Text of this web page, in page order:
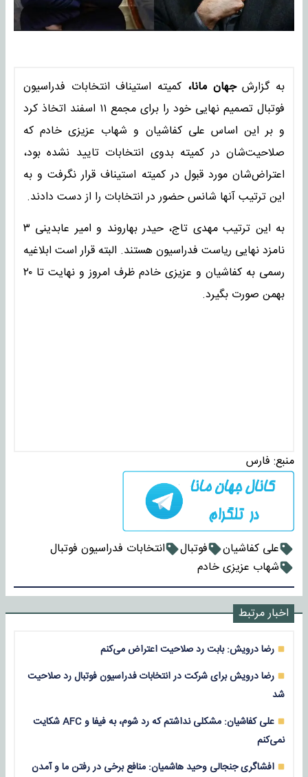
به گزارشجهان مانا، کمیته استیناف انتخابات فدراسیون
فوتبال تصمیم نهایی خود را برای مجمع ۱۱ اسفند اتخاذ کرد
و بر این اساس علی کفاشیان و شهاب عزیزی خادم که
صلاحیت‌شان در کمیته بدوی انتخابات تایید نشده بود،
اعتراض‌شان مورد قبول در کمیته استیناف قرار نگرفت و به
این ترتیب آنها شانس حضور در انتخابات را از دست دادند.
به این ترتیب مهدی تاج، حیدر بهاروند و امیر عابدینی ۳
نامزد نهایی ریاست فدراسیون هستند. البته قرار است ابلاغیه
رسمی به کفاشیان و عزیزی خادم ظرف امروز و نهایت تا ۲۰
بهمن صورت بگیرد.
منبع: فارس
علی کفاشیان فوتبال
انتخابات فدراسیون فوتبال
شهاب عزیزی‌ خادم
اخبار مرتبط
رضا درویش: بابت رد صلاحیت اعتراض می‌کنم
رضا درویش برای شرکت در انتخابات فدراسیون فوتبال رد صلاحیت
شد
علی کفاشیان: مشکلی نداشتم که رد شوم، به فیفا و AFC شکایت
نمی‌کنم
افشاگری جنجالی وحید هاشمیان: منافع برخی در رفتن ما و آمدن